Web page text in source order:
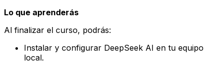
Lo que aprenderás
Al finalizar el curso, podrás:
Instalar y configurar DeepSeek AI en tu equipo
local.